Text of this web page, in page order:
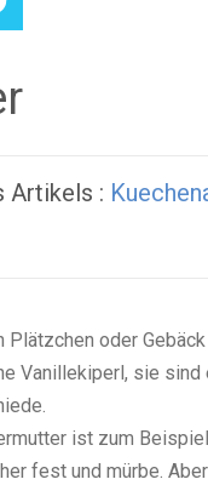
Artikels :
Plätzchen oder
Vanillekiperl, sie sind
ist zum
fest und mürbe.